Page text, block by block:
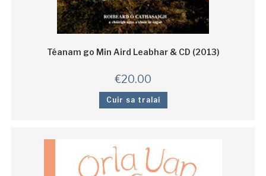
Téanam go Min Aird Leabhar & CD (2013)
€20.00
Cuir sa tralaí